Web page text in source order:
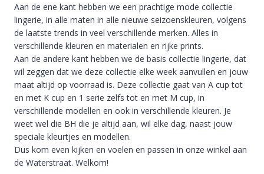
Aan de ene kant hebben we een prachtige mode collectie
lingerie, in alle maten in alle nieuwe seizoenskleuren, volgens
de laatste trends in veel verschillende merken. Alles in
verschillende kleuren en materialen en rijke prints.
Aan de andere kant hebben we de basis collectie lingerie, dat
wil zeggen dat we deze collectie elke week aanvullen en jouw
maat altijd op voorraad is. Deze collectie gaat van A cup tot
en met K cup en 1 serie zelfs tot en met M cup, in
verschillende modellen en ook in verschillende kleuren. Je
weet wel die BH die je altijd aan, wil elke dag, naast jouw
speciale kleurtjes en modellen.
Dus kom even kijken en voelen en passen in onze winkel aan
de Waterstraat. Welkom!